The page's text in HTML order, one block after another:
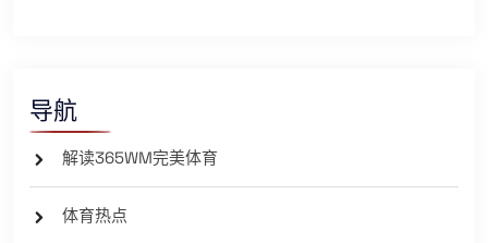
导航
解读365WM完美体育
体育热点